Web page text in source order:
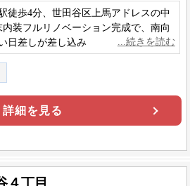
徒歩4分、世田谷区上馬アドレスの中
装フルリノベーション完成で、南向
日差しが差し込みます。
詳細を見る